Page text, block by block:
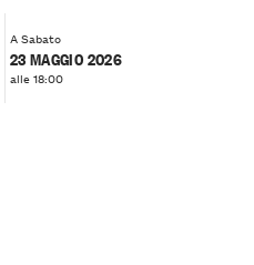
A Sabato
23 MAGGIO 2026
alle 18:00